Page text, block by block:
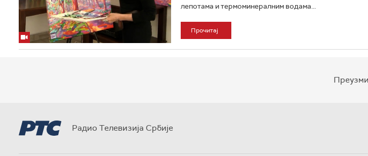
лепотама и термоминералним водама...
Прочитај
Радио Телевизија Србије